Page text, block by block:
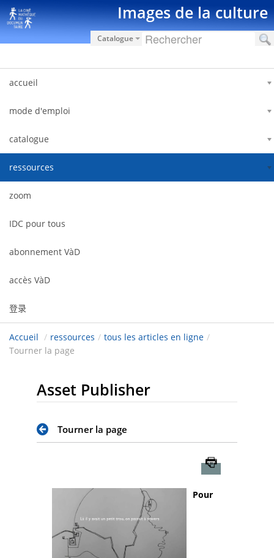
跳转到内容 Images de la culture
Catalogue
accueil
mode d'emploi
catalogue
ressources
zoom
IDC pour tous
abonnement VàD
accès VàD
登录
Accueil / ressources / tous les articles en ligne /
Tourner la page
Asset Publisher
Tourner la page
Pour